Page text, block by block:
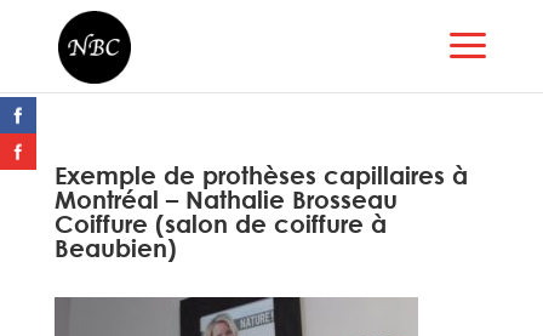
Exemple de prothèses capillaires à
Montréal – Nathalie Brosseau
Coiffure (salon de coiffure à
Beaubien)